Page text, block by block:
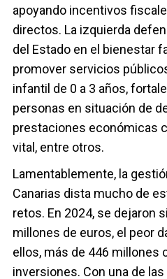
apoyando incentivos
directos. La izquierda
del Estado en el bienestar
promover servicios
infantil de 0 a 3 años,
personas en situación de
prestaciones económicas
vital, entre otros.
Lamentablemente, la
Canarias dista mucho de
retos. En 2024, se dejaron
millones de euros, el peor
ellos, más de 446 millones
inversiones. Con una de